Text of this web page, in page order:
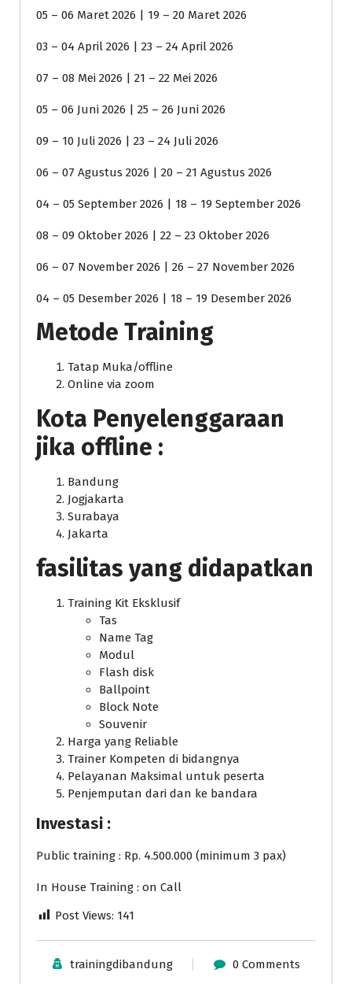
05 – 06 Maret 2026 | 19 – 20 Maret 2026
03 – 04 April 2026 | 23 – 24 April 2026
07 – 08 Mei 2026 | 21 – 22 Mei 2026
05 – 06 Juni 2026 | 25 – 26 Juni 2026
09 – 10 Juli 2026 | 23 – 24 Juli 2026
06 – 07 Agustus 2026 | 20 – 21 Agustus 2026
04 – 05 September 2026 | 18 – 19 September 2026
08 – 09 Oktober 2026 | 22 – 23 Oktober 2026
06 – 07 November 2026 | 26 – 27 November 2026
04 – 05 Desember 2026 | 18 – 19 Desember 2026
Metode Training
Tatap Muka/offline
Online via zoom
Kota Penyelenggaraan
jika offline :
Bandung
Jogjakarta
Surabaya
Jakarta
fasilitas yang didapatkan
Training Kit Eksklusif
Tas
Name Tag
Modul
Flash disk
Ballpoint
Block Note
Souvenir
Harga yang Reliable
Trainer Kompeten di bidangnya
Pelayanan Maksimal untuk peserta
Penjemputan dari dan ke bandara
Investasi :
Public training : Rp. 4.500.000 (minimum 3 pax)
In House Training : on Call
Post Views: 141
trainingdibandung 0 Comments